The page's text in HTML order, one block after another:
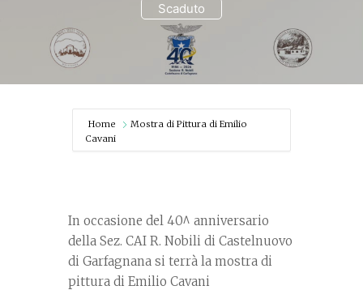
Scaduto
Home
Mostra di Pittura di Emilio
Cavani
In occasione del 40^ anniversario
della Sez. CAI R. Nobili di Castelnuovo
di Garfagnana si terrà la mostra di
pittura di Emilio Cavani